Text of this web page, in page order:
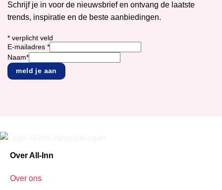
Schrijf je in voor de nieuwsbrief en ontvang de laatste
trends, inspiratie en de beste aanbiedingen.
* verplicht veld
E-mailadres *
Naam*
Over All-Inn
Over ons